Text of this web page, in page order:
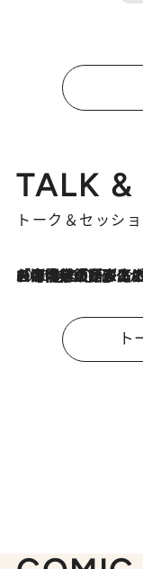
TALK &
トーク＆セッシ
2026.8.3
「今後値上げがあるとすれば…」「リスクがあるのは今年の冬」エネルギー専門家が語る、ホルムズ海峡封鎖が家庭にもたらす“ある心配”
ト